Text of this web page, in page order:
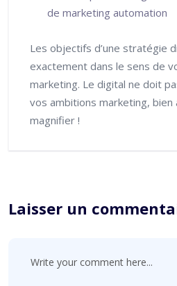
de marketing automation
Les objectifs d’une stratégie
exactement dans le sens de
marketing. Le digital ne doit
vos ambitions marketing, bien
magnifier !
Laisser un